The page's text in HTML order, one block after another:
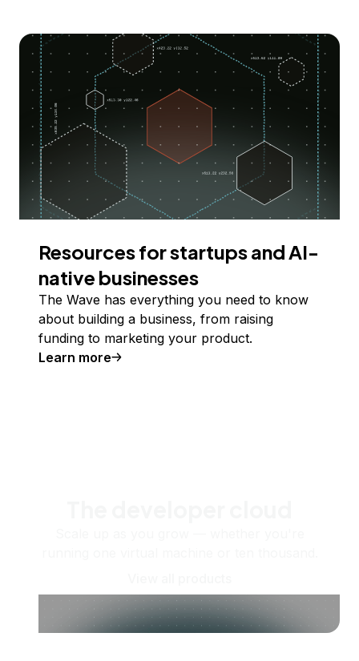
Resources for startups and AI-
native businesses
The Wave has everything you need to know
about building a business, from raising
funding to marketing your product.
Learn more